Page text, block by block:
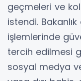
geçmeleri ve
istendi.
işlemlerinde
tercih edilmesi
sosyal medya